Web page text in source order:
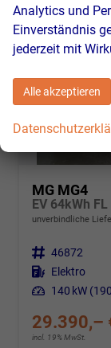
MG MG4
unverbindliche
Fahrzeugnr. 46872
Kraftstoff Elektro
Leistung 140 kW
29.390,–
incl. 19% MwSt.
Analytics und
Einverständnis
jederzeit mit
Alle akzeptieren